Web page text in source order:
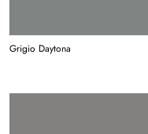
Grigio Daytona